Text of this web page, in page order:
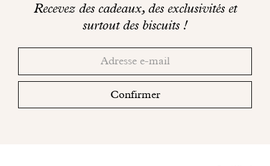
SEL: 0,1
Recevez des cadeaux, des exclusivités et
surtout des biscuits !
boite
Confirmer